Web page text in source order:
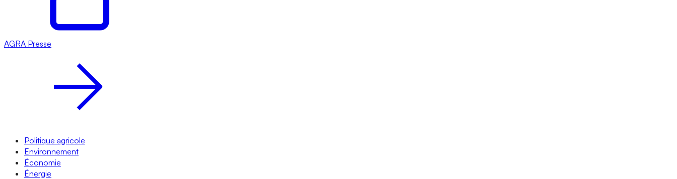
AGRA Presse
Politique agricole
Environnement
Économie
Énergie